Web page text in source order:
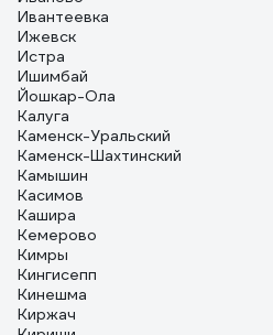
Ивантеевка
Ижевск
Истра
Ишимбай
Йошкар-Ола
Калуга
Каменск-Уральский
Каменск-Шахтинский
Камышин
Касимов
Кашира
Кемерово
Кимры
Кингисепп
Кинешма
Киржач